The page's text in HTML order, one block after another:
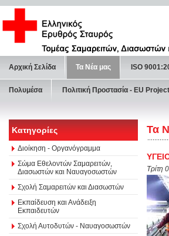
Αρχική Σελίδα Τα Νέα μας ISO
Πολυμέσα Πολιτική Προστασία - ΕU
Κατηγορίες
Διοίκηση - Οργανόγραμμα
Σώμα Εθελοντών Σαμαρειτών,
Διασωστών και Ναυαγοσωστών
Σχολή Σαμαρειτών και Διασωστών
Εκπαίδευση και Ανάδειξη
Εκπαιδευτών
Σχολή Αυτοδυτών - Ναυαγοσωστών
Τα
Τρίτη